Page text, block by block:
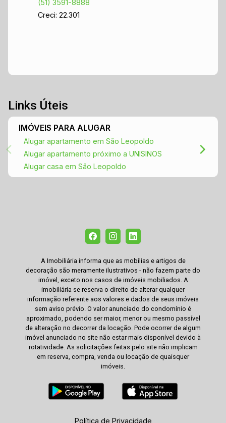
(51) 3591-8888
Creci: 22.301
Links Úteis
IMÓVEIS PARA ALUGAR
Alugar apartamento em São Leopoldo
Alugar apartamento próximo a UNISINOS
Alugar casa em São Leopoldo
A Imobiliária informa que as mobílias e artigos de
decoração são meramente ilustrativos - não fazem parte do
imóvel, exceto nos casos de imóveis mobiliados. A
imobiliária se reserva o direito de alterar qualquer
informação referente aos valores e dados de seus imóveis
sem aviso prévio. O valor anunciado do condomínio é
aproximado, podendo ser maior, menor ou mesmo passível
de alteração no decorrer da locação. Pode ocorrer de algum
imóvel anunciado no site não estar mais disponível devido à
rotatividade. As solicitações feitas pelo site não implicam
em reserva, compra, venda ou locação de quaisquer
imóveis.
Política de Privacidade